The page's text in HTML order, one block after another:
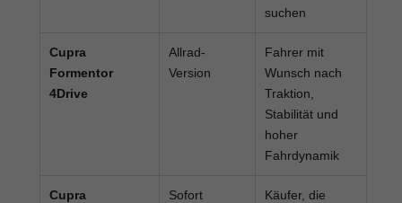
suchen
Cupra
Formentor
4Drive
Allrad-
Version
Fahrer mit
Wunsch nach
Traktion,
Stabilität und
hoher
Fahrdynamik
Cupra
Sofort
Käufer, die